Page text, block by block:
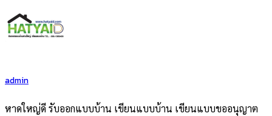
admin
หาดใหญ่ดี รับออกแบบบ้าน เขียนแบบบ้าน เขียนแบบขออนุญาต